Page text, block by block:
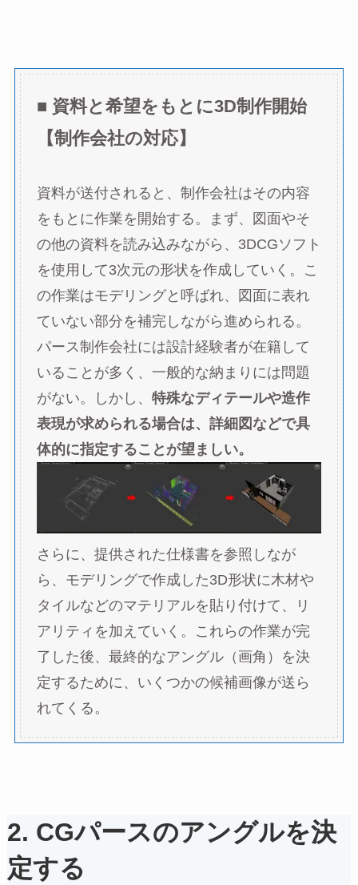
■ 資料と希望をもとに3D制作開始
【制作会社の対応】
資料が送付されると、制作会社はその内容
をもとに作業を開始する。まず、図面やそ
の他の資料を読み込みながら、3DCGソフト
を使用して3次元の形状を作成していく。こ
の作業はモデリングと呼ばれ、図面に表れ
ていない部分を補完しながら進められる。
パース制作会社には設計経験者が在籍して
いることが多く、一般的な納まりには問題
がない。しかし、 特殊なディテールや造作
表現が求められる場合は、詳細図などで具
体的に指定することが望ましい。
さらに、提供された仕様書を参照しなが
ら、モデリングで作成した3D形状に木材や
タイルなどのマテリアルを貼り付けて、リ
アリティを加えていく。これらの作業が完
了した後、最終的なアングル（画角）を決
定するために、いくつかの候補画像が送ら
れてくる。
2. CGパースのアングルを決
定する